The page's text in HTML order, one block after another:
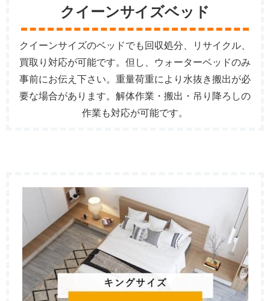
クイーンサイズベッド
クイーンサイズのベッドでも回収処分、リサイクル、
買取り対応が可能です。但し、ウォーターベッドのみ
事前にお伝え下さい。重量荷重により水抜き搬出が必
要な場合があります。解体作業・搬出・吊り降ろしの
作業も対応が可能です。